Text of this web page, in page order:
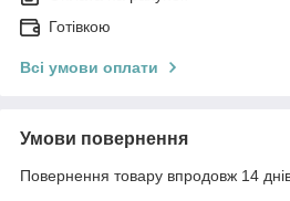
Готівкою
Всі умови оплати
Умови повернення
Повернення товару впродовж 14